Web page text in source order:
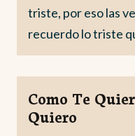
triste, por eso las
recuerdo lo triste
Como Te
Quiero